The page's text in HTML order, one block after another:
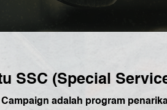
SSC (Special
adalah program